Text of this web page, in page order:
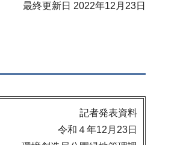
最終更新日 2022年12月23日
記者発表資料
令和４年12月23日